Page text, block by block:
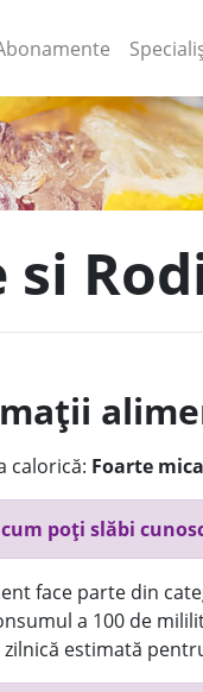
si
calorică: Foarte
poți slăbi
face parte din
a 100 de
estimată